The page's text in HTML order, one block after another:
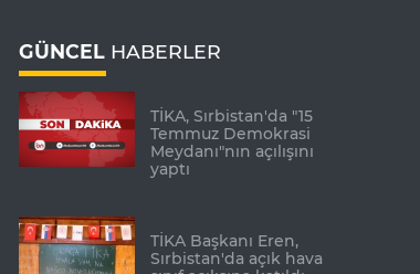
GÜNCEL HABERLER
TİKA, Sırbistan'da "15
Temmuz Demokrasi
Meydanı"nın açılışını
yaptı
TİKA Başkanı Eren,
Sırbistan'da açık hava